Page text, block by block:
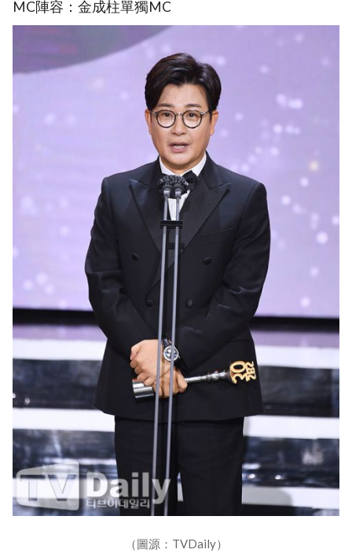
MC陣容：金成柱單獨MC
（圖源：TVDaily）